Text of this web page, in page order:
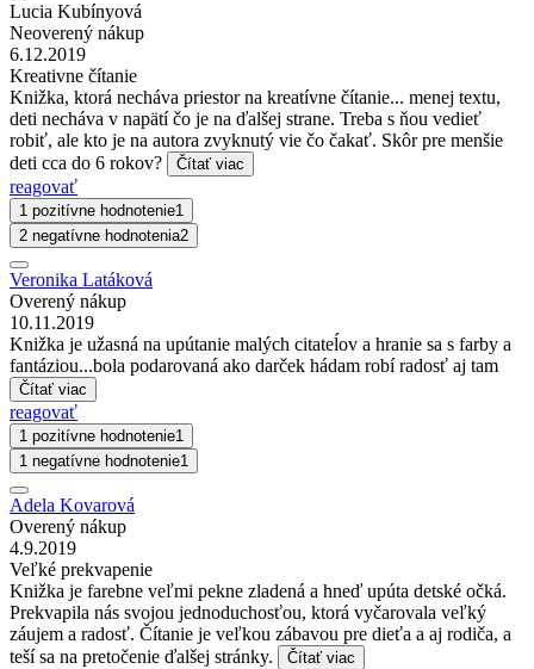
Lucia Kubínyová
Neoverený nákup
6.12.2019
Kreativne čítanie
Knižka, ktorá necháva priestor na kreatívne čítanie... menej textu,
deti necháva v napätí čo je na ďalšej strane. Treba s ňou vedieť
robiť, ale kto je na autora zvyknutý vie čo čakať. Skôr pre menšie
deti cca do 6 rokov?
Čítať viac
reagovať
1 pozitívne hodnotenie1
2 negatívne hodnotenia2
Veronika Latáková
Overený nákup
10.11.2019
Knižka je užasná na upútanie malých citateĺov a hranie sa s farby a
fantáziou...bola podarovaná ako darček hádam robí radosť aj tam
Čítať viac
reagovať
1 pozitívne hodnotenie1
1 negatívne hodnotenie1
Adela Kovarová
Overený nákup
4.9.2019
Veľké prekvapenie
Knižka je farebne veľmi pekne zladená a hneď upúta detské očká.
Prekvapila nás svojou jednoduchosťou, ktorá vyčarovala veľký
záujem a radosť. Čítanie je veľkou zábavou pre dieťa a aj rodiča, a
teší sa na pretočenie ďalšej stránky.
Čítať viac